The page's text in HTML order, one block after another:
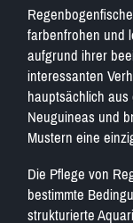
farbenfrohen und
aufgrund ihrer
interessanten
hauptsächlich
Neuguineas und
Mustern eine
Die Pflege von
bestimmte
strukturierte